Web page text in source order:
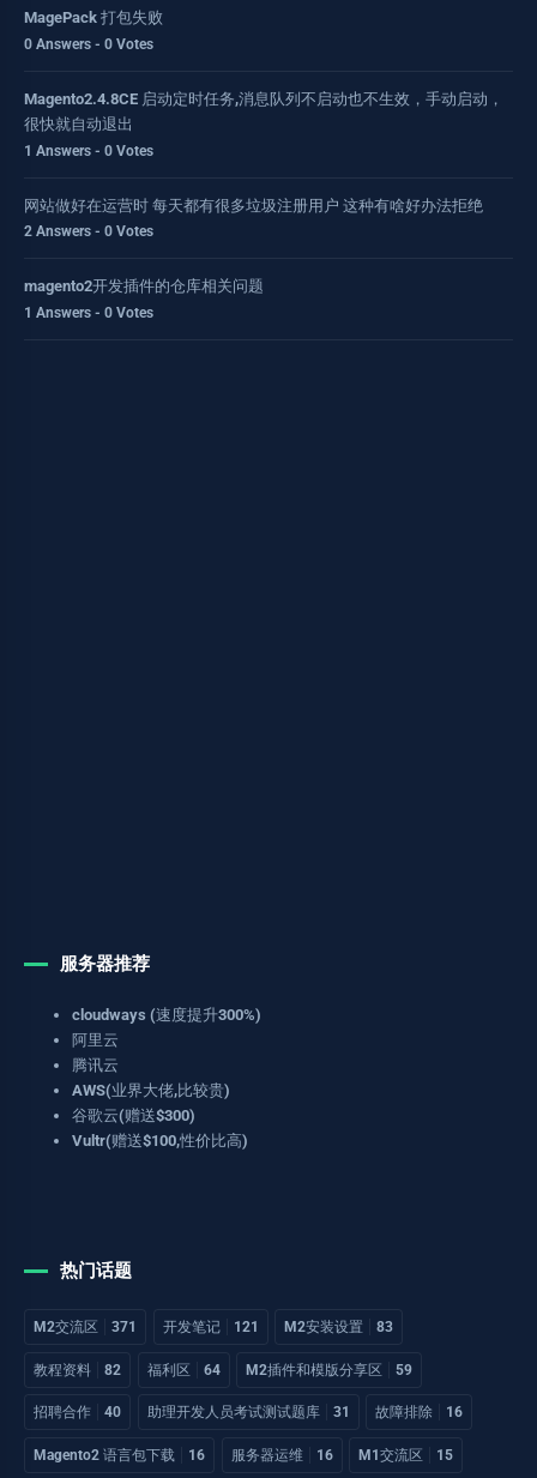
MagePack 打包失败
0 Answers - 0 Votes
Magento2.4.8CE 启动定时任务,消息队列不启动也不生效，手动启动，
很快就自动退出
1 Answers - 0 Votes
网站做好在运营时 每天都有很多垃圾注册用户 这种有啥好办法拒绝
2 Answers - 0 Votes
magento2开发插件的仓库相关问题
1 Answers - 0 Votes
服务器推荐
cloudways (速度提升300%)
阿里云
腾讯云
AWS(业界大佬,比较贵)
谷歌云(赠送$300)
Vultr(赠送$100,性价比高)
热门话题
M2交流区 371 开发笔记 121 M2安装设置 83
教程资料 82 福利区 64 M2插件和模版分享区 59
招聘合作 40 助理开发人员考试测试题库 31 故障排除 16
Magento2 语言包下载 16 服务器运维 16 M1交流区 15